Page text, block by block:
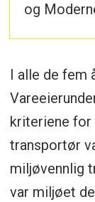
og
logistikk
kartlegge
og
Fakta om
I alle de fem
kriteriene for
transportør
miljøvennlig
var miljøet